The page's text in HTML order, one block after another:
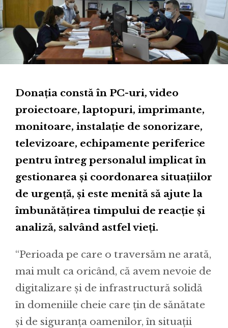
Donația constă în PC-uri, video
proiectoare, laptopuri, imprimante,
monitoare, instalație de sonorizare,
televizoare, echipamente periferice
pentru întreg personalul implicat în
gestionarea și coordonarea situațiilor
de urgență, și este menită să ajute la
îmbunătățirea timpului de reacție și
analiză, salvând astfel vieți.
“Perioada pe care o traversăm ne arată,
mai mult ca oricând, că avem nevoie de
digitalizare și de infrastructură solidă
în domeniile cheie care țin de sănătate
și de siguranța oamenilor, în situații